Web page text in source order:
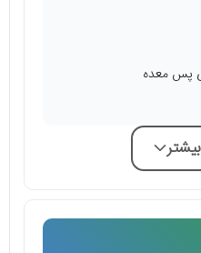
پس معده